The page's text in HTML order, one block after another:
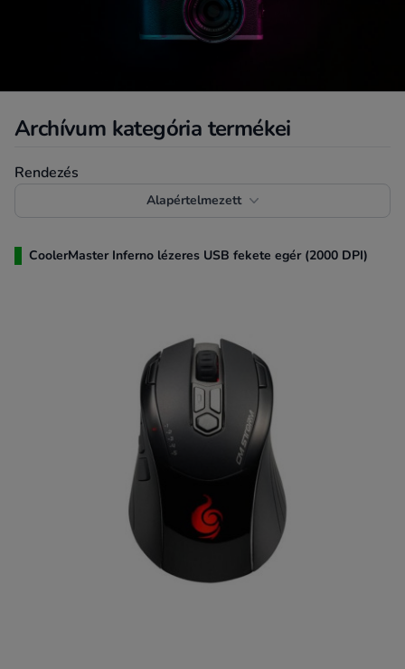
Archívum kategória termékei
Termékek rendezése
Rendezés
Alapértelmezett
CoolerMaster Inferno lézeres USB fekete egér (2000 DPI)